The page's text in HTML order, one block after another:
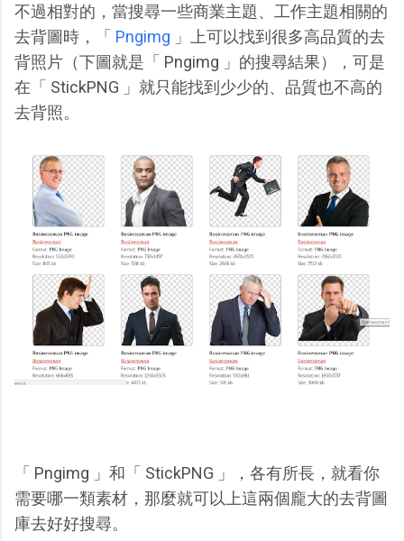
不過相對的，當搜尋一些商業主題、工作主題相關的
去背圖時，「 Pngimg 」上可以找到很多高品質的去
背照片（下圖就是「 Pngimg 」的搜尋結果），可是
在「 StickPNG 」就只能找到少少的、品質也不高的
去背照。
「 Pngimg 」和「 StickPNG 」，各有所長，就看你
需要哪一類素材，那麼就可以上這兩個龐大的去背圖
庫去好好搜尋。